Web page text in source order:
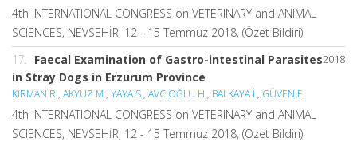
4th INTERNATIONAL CONGRESS on VETERINARY and ANIMAL
SCIENCES, NEVSEHİR, 12 - 15 Temmuz 2018, (Özet Bildiri)
2018
17. Faecal Examination of Gastro-intestinal Parasites
in Stray Dogs in Erzurum Province
KİRMAN R., AKYUZ M., YAYA S., AVCIOĞLU H., BALKAYA İ., GÜVEN E.
4th INTERNATIONAL CONGRESS on VETERINARY and ANIMAL
SCIENCES, NEVSEHİR, 12 - 15 Temmuz 2018, (Özet Bildiri)